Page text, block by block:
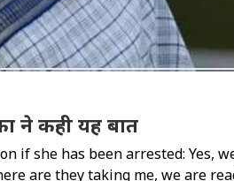
को लेकर 10 लोगों की हत्या
ने कही यह बात
if she has been arrested:
are they taking me, we are